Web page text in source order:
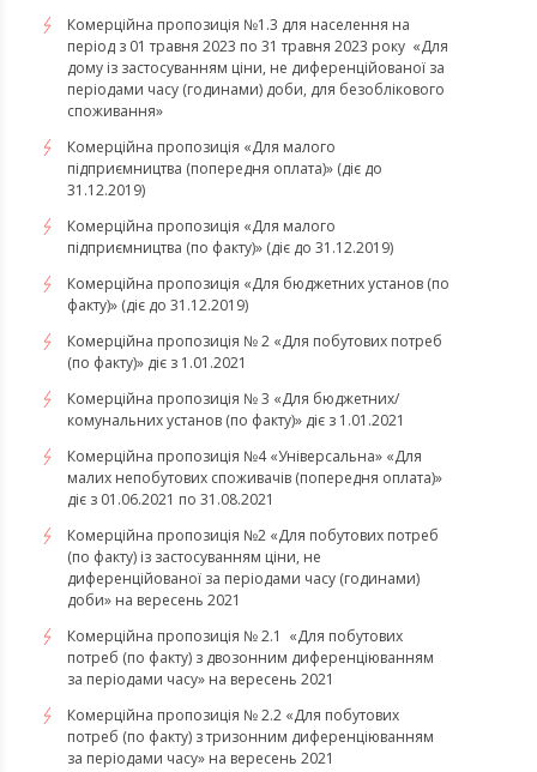
​​​​​​​Комерційна пропозиція №1.3 для населення на
період з 01 травня 2023 по 31 травня 2023 року «Для
дому із застосуванням ціни, не диференційованої за
періодами часу (годинами) доби, для безоблікового
споживання»
Комерційна пропозиція «Для малого
підприємництва (попередня оплата)» (діє до
31.12.2019)
Комерційна пропозиція «Для малого
підприємництва (по факту)» (діє до 31.12.2019)
Комерційна пропозиція «Для бюджетних установ (по
факту)» (діє до 31.12.2019)
Комерційна пропозиція № 2 «Для побутових потреб
(по факту)» діє з 1.01.2021
Комерційна пропозиція № 3 «Для бюджетних/
комунальних установ (по факту)» діє з 1.01.2021
Комерційна пропозиція №4 «Універсальна» «Для
малих непобутових споживачів (попередня оплата)»
діє з 01.06.2021 по 31.08.2021
Комерційна пропозиція №2 «Для побутових потреб
(по факту) із застосуванням ціни, не
диференційованої за періодами часу (годинами)
доби» на вересень 2021
Комерційна пропозиція № 2.1 «Для побутових
потреб (по факту) з двозонним диференціюванням
за періодами часу» на вересень 2021
Комерційна пропозиція № 2.2 «Для побутових
потреб (по факту) з тризонним диференціюванням
за періодами часу» на вересень 2021